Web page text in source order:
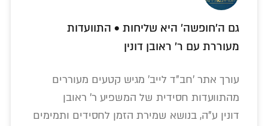
גם ה'חופשה' היא שליחות • התוועדות
מעוררת עם ר' ראובן דונין
עורך אתר 'חב"ד לייב' מגיש קטעים מעוררים
מהתוועדות חסידית של המשפיע ר' ראובן
דונין ע"ה, בנושא שמירת הזמן לחסידים ותמימים